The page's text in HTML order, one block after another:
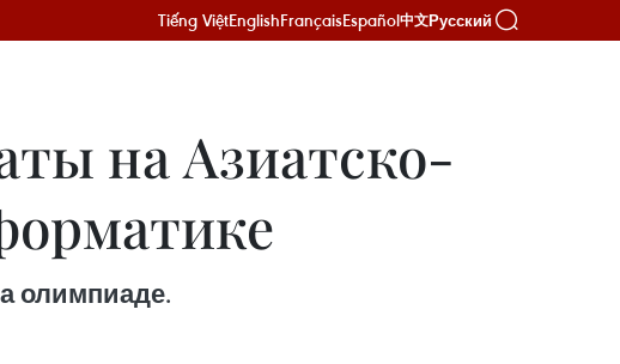
Tiếng ViệtEnglishFrançaisEspañol中文Русский
на Азиатско-
олимпиаде.